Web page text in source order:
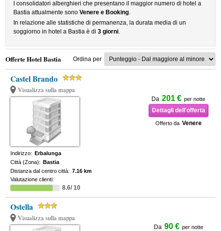
I consolidatori alberghieri che presentano il maggior numero di hotel a
Bastia attualmente sonoVenere e Booking.
In relazione alle statistiche di permanenza, la durata media di un
soggiorno in hotel a Bastia è di3 giorni.
Offerte Hotel Bastia Ordina per
Castel Brando
Visualizza sulla mappa
Da 201 € per notte
Dettagli dell'offerta
Offerto da Venere
Indirizzo: Erbalunga
Città (Zona): Bastia
Distanza dal centro città: 7.16 km
Valutazione clienti:
8.6/ 10
Ostella
Visualizza sulla mappa
Da 90 € per notte